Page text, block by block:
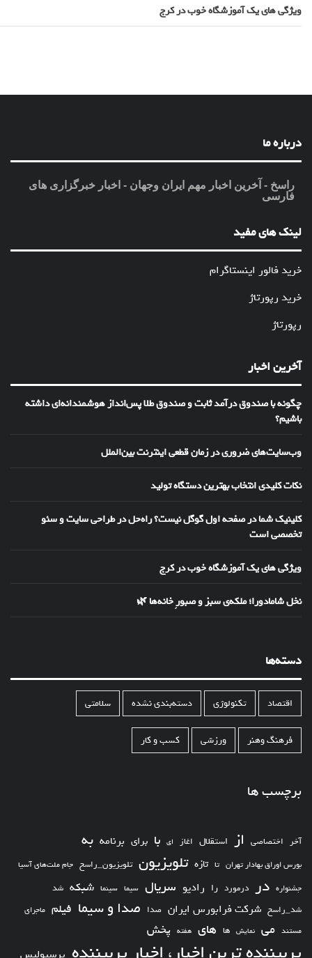
ویژگی های یک آموزشگاه خوب در کرج
درباره ما
راسخ - آخرین اخبار مهم ایران وجهان - اخبار خبرگزاری های
فارسی
لینک های مفید
خرید فالور اینستاگرام
خرید رپورتاژ
رپورتاژ
آخرین اخبار
چگونه با صندوق درآمد ثابت و صندوق طلا پس‌انداز هوشمندانه‌ای داشته
باشیم؟
وب‌سایت‌های ضروری در زمان قطعی اینترنت بین‌الملل
نکات کلیدی انتخاب بهترین دستگاه تولید
کلینیک شما در صفحه اول گوگل نیست؟ راه‌حل در طراحی سایت و سئو
تخصصی است
ویژگی های یک آموزشگاه خوب در کرج
نخل شامادورا؛ ملکه‌ی سبز و صبورِ خانه‌ها 🌿
دسته‌ها
اقتصاد تکنولوژی دسته‌بندی نشده سلامتی
فرهنگ وهنر ورزشی کسب و کار
برچسب ها
آخر اختصاصی از استقلال اغاز ای با برای برنامه به
بورس اوراق بهادار تهران تا تازه تلویزیون تلویزیون_راسخ جام ملت‌های آسیا
جشنواره در درمورد را رادیو سریال سیما سینما شبکه شد
شد_راسخ شرکت فرابورس ایران صدا صدا و سیما فیلم ماجرای
مستند می نمایش ها های هفته پخش
پرسپولیس